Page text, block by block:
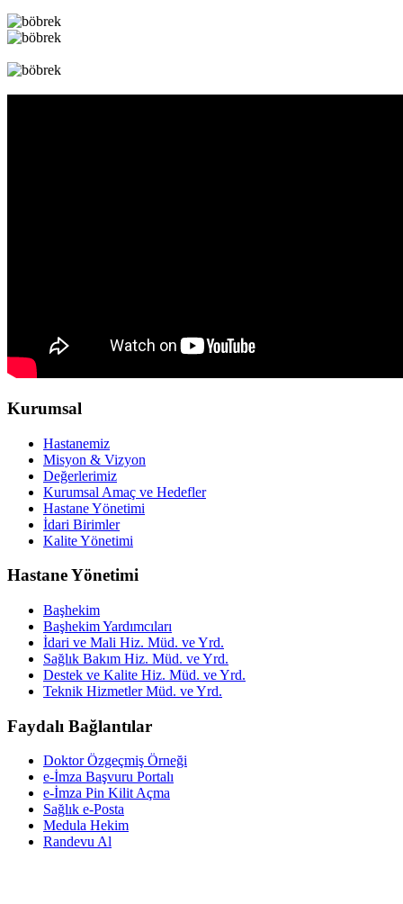
Kurumsal
Hastanemiz
Misyon & Vizyon
Değerlerimiz
Kurumsal Amaç ve Hedefler
Hastane Yönetimi
İdari Birimler
Kalite Yönetimi
Hastane Yönetimi
Başhekim
Başhekim Yardımcıları
İdari ve Mali Hiz. Müd. ve Yrd.
Sağlık Bakım Hiz. Müd. ve Yrd.
Destek ve Kalite Hiz. Müd. ve Yrd.
Teknik Hizmetler Müd. ve Yrd.
Faydalı Bağlantılar
Doktor Özgeçmiş Örneği
e-İmza Başvuru Portalı
e-İmza Pin Kilit Açma
Sağlık e-Posta
Medula Hekim
Randevu Al